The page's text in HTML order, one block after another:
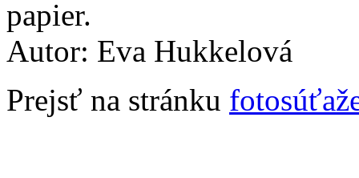
papier.
Autor: Eva Hukkelová
Prejsť na stránku